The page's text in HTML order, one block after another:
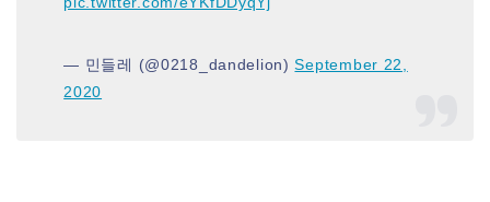
— 민들레 (@0218_dandelion)September 22,
2020